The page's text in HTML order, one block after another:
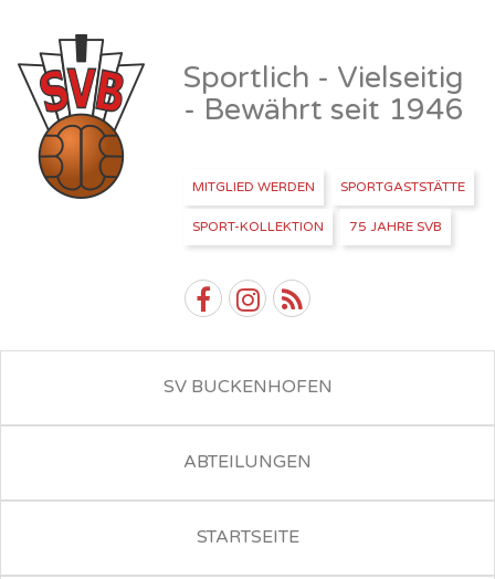
Sportlich - Vielseitig
- Bewährt seit 1946
MITGLIED WERDEN SPORTGASTSTÄTTE
SPORT-KOLLEKTION 75 JAHRE SVB
SV BUCKENHOFEN
ABTEILUNGEN
STARTSEITE